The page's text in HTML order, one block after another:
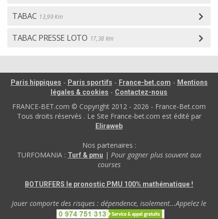
TABAC 13,99 Km
TABAC PRESSE LOTO 17,38 Km
Paris hippiques - Paris sportifs - France-bet.com - Mentions
légales & cookies - Contactez-nous
FRANCE-BET.com © Copyright 2012 - 2026 - France-Bet.com
Tous droits réservés . Le Site France-bet.com est édité par
Eliraweb
Nos partenaires :
TURFOMANIA : Turf & pmu | Pour gagner plus souvent aux
courses
BOTURFERS le pronostic PMU 100% mathématique !
Jouer comporte des risques : dépendence, isolement...Appelez le